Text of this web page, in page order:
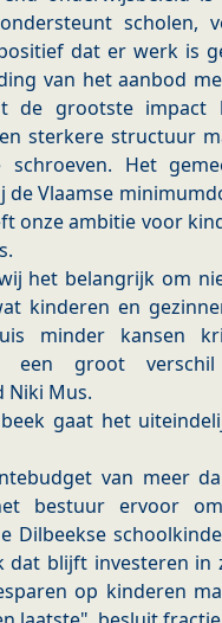
scholen,
dat er werk is
van het aanbod
de grootste impact
sterkere structuur
Het
de Vlaamse
onze ambitie voor
het belangrijk om
kinderen en
minder kansen
een groot
Niki Mus.
gaat het
van meer
bestuur ervoor
Dilbeekse
dat blijft investeren
op kinderen